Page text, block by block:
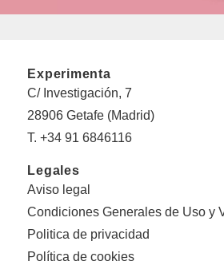
Experimenta
C/ Investigación, 7
28906 Getafe (Madrid)
T. +34 91 6846116
Legales
Aviso legal
Condiciones Generales de Uso y
Politica de privacidad
Política de cookies